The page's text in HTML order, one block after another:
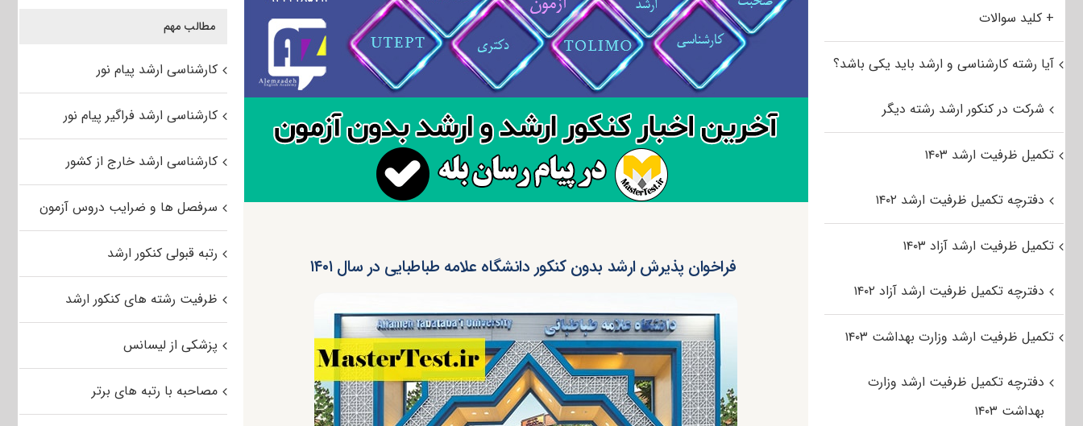
فراخوان پذیرش ارشد بدون کنکور دانشگاه علامه طباطبایی در سال ۱۴۰۱
مطالب مهم
کارشناسی ارشد پیام نور
کارشناسی ارشد فراگیر پیام نور
کارشناسی ارشد خارج از کشور
سرفصل ها و ضرایب دروس آزمون
رتبه قبولی کنکور ارشد
ظرفیت رشته های کنکور ارشد
پزشکی از لیسانس
مصاحبه با رتبه های برتر
+ کلید سوالات
آیا رشته کارشناسی و ارشد باید یکی باشد؟
شرکت در کنکور ارشد رشته دیگر
تکمیل ظرفیت ارشد ۱۴۰۳
دفترچه تکمیل ظرفیت ارشد ۱۴۰۲
تکمیل ظرفیت ارشد آزاد ۱۴۰۳
دفترچه تکمیل ظرفیت ارشد آزاد ۱۴۰۲
تکمیل ظرفیت ارشد وزارت بهداشت ۱۴۰۳
دفترچه تکمیل ظرفیت ارشد وزارت
بهداشت ۱۴۰۳